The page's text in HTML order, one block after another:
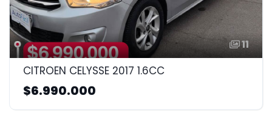
11
CITROEN CELYSSE 2017 1.6CC
$6.990.000